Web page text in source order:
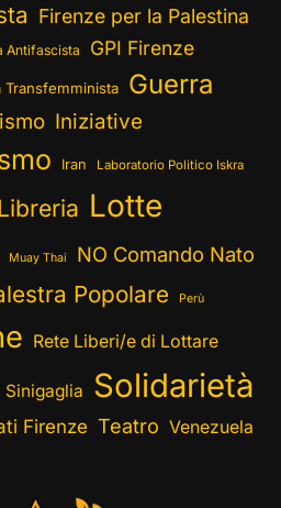
Firenze per la Palestina
Antifascista GPI Firenze
Transfemminista Guerra
Iniziative
Iran Laboratorio Politico Iskra
Lotte
Muay Thai NO Comando Nato
Popolare Perù
Rete Liberi/e di Lottare
Sinigaglia Solidarietà
Firenze Teatro Venezuela